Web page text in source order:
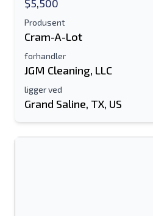
$5,500
Produsent
Cram-A-Lot
forhandler
JGM Cleaning, LLC
ligger ved
Grand Saline, TX, US